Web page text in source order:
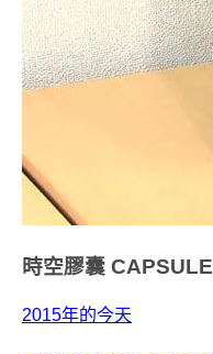
時空膠囊 CAPSULE
2015年的今天